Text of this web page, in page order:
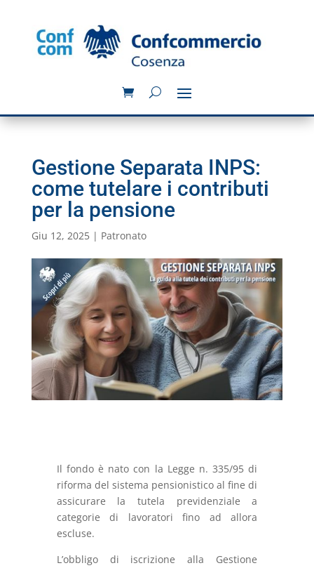
Gestione Separata INPS:
come tutelare i contributi
per la pensione
Giu 12, 2025| Patronato
Il fondo è nato con la Legge n. 335/95 di
riforma del sistema pensionistico al fine di
assicurare la tutela previdenziale a
categorie di lavoratori fino ad allora
escluse.
L’obbligo di iscrizione alla Gestione